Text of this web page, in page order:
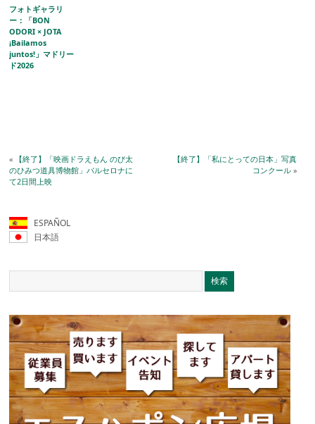
フォトギャラリ
ー：「BON
ODORI × JOTA
¡Bailamos
juntos!」マドリー
ド2026
« 【終了】「映画ドラえもん のび太
のひみつ道具博物館」バルセロナに
て2日間上映
【終了】「私にとっての日本」写真
コンクール»
ESPAÑOL
日本語